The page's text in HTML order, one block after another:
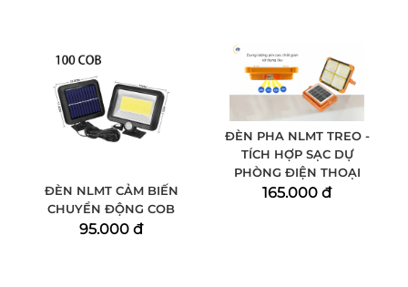
ĐÈN NLMT CẢM BIẾN
CHUYỂN ĐỘNG COB
95.000 đ
ĐÈN PHA NLMT TREO -
TÍCH HỢP SẠC DỰ
PHÒNG ĐIỆN THOẠI
165.000 đ